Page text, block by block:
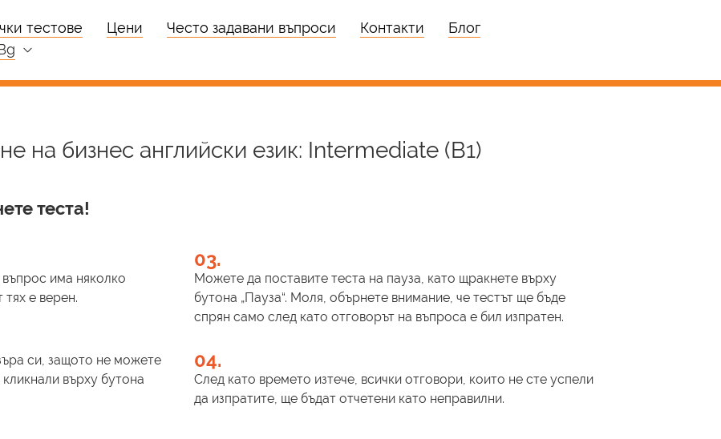
тестове Цени Често задавани въпроси Контакти
Блог
bg
на бизнес английски език: Intermediate (B1)
теста!
има няколко
е верен.
си, защото не можете
върху бутона
03.
Можете да поставите теста на пауза, като щракнете върху
бутона „Пауза“. Моля, обърнете внимание, че тестът ще бъде
спрян само след като отговорът на въпроса е бил изпратен.
04.
След като времето изтече, всички отговори, които не сте успели
да изпратите, ще бъдат отчетени като неправилни.